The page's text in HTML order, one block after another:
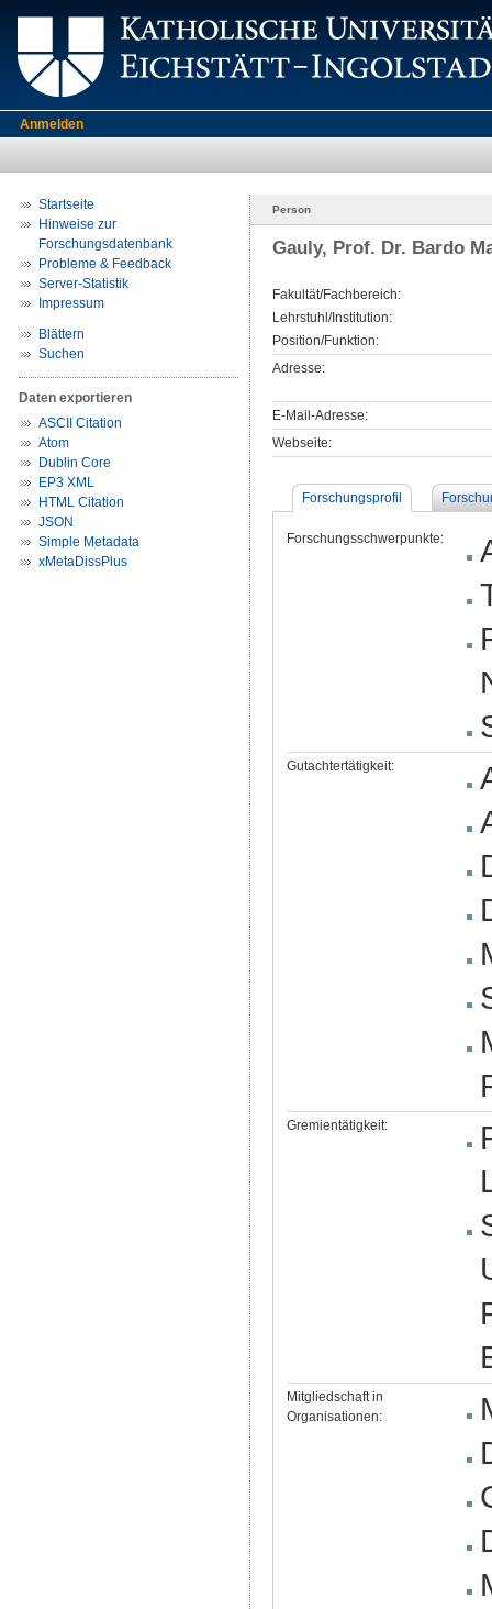
Anmelden
Startseite
Hinweise zur
Forschungsdatenbank
Probleme & Feedback
Server-Statistik
Impressum
Blättern
Suchen
Daten exportieren
ASCII Citation
Atom
Dublin Core
EP3 XML
HTML Citation
JSON
Simple Metadata
xMetaDissPlus
Person
Gauly, Prof. Dr. Bardo
Fakultät/Fachbereich:
Lehrstuhl/Institution:
Position/Funktion:
Adresse:
E-Mail-Adresse:
Webseite:
Forschungsprofil
Forschungsschwerpunkte:
Gutachtertätigkeit:
Gremientätigkeit:
Mitgliedschaft in
Organisationen: